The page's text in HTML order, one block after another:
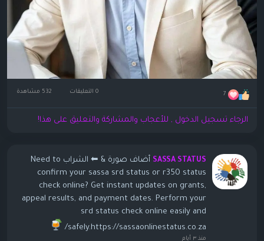
7 0 التعليقات
الرجاء تسجيل الدخول , للأعجاب والمشاركة والتعليق على هذا!
SASSA STATUS أضاف صورة
& ⬅ الشراب Need to
confirm your sassa srd status or r350 status
check online? Get instant updates on grants,
appeal results, and payment dates. Perform your
srd status check online easily and
safely.https://sassaonlinestatus.co.za/
منذ ٣ أيام